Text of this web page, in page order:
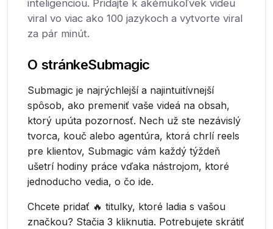
inteligenciou. Pridajte k akémukoľvek videu
viral vo viac ako 100 jazykoch a vytvorte viral
za pár minút.
O stránkeSubmagic
Submagic je najrýchlejší a najintuitívnejší
spôsob, ako premeniť vaše videá na obsah,
ktorý upúta pozornosť. Nech už ste nezávislý
tvorca, kouč alebo agentúra, ktorá chrlí reels
pre klientov, Submagic vám každý týždeň
ušetrí hodiny práce vďaka nástrojom, ktoré
jednoducho vedia, o čo ide.
Chcete pridať 🔥 titulky, ktoré ladia s vašou
značkou? Stačia 3 kliknutia. Potrebujete skrátiť